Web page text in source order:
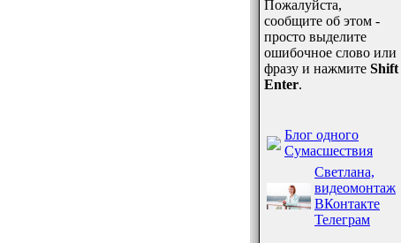
Пожалуйста,
сообщите об этом -
просто выделите
ошибочное слово или
фразу и нажмите Shift
Enter.
Блог одного
Сумасшествия
Светлана,
видеомонтаж
ВКонтакте
Телеграм